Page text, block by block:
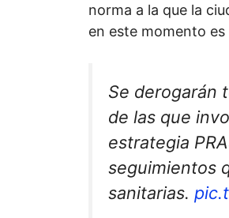
norma a la que la
en este momento
Se derogarán
de las que
estrategia
seguimientos
sanitarias.